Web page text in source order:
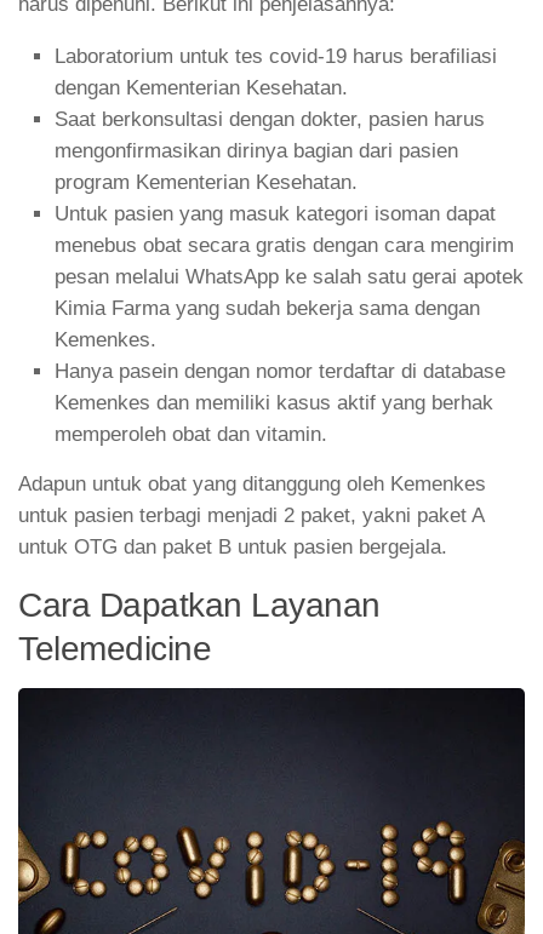
harus dipenuhi. Berikut ini penjelasannya:
Laboratorium untuk tes covid-19 harus berafiliasi
dengan Kementerian Kesehatan.
Saat berkonsultasi dengan dokter, pasien harus
mengonfirmasikan dirinya bagian dari pasien
program Kementerian Kesehatan.
Untuk pasien yang masuk kategori isoman dapat
menebus obat secara gratis dengan cara mengirim
pesan melalui WhatsApp ke salah satu gerai apotek
Kimia Farma yang sudah bekerja sama dengan
Kemenkes.
Hanya pasein dengan nomor terdaftar di database
Kemenkes dan memiliki kasus aktif yang berhak
memperoleh obat dan vitamin.
Adapun untuk obat yang ditanggung oleh Kemenkes
untuk pasien terbagi menjadi 2 paket, yakni paket A
untuk OTG dan paket B untuk pasien bergejala.
Cara Dapatkan Layanan
Telemedicine